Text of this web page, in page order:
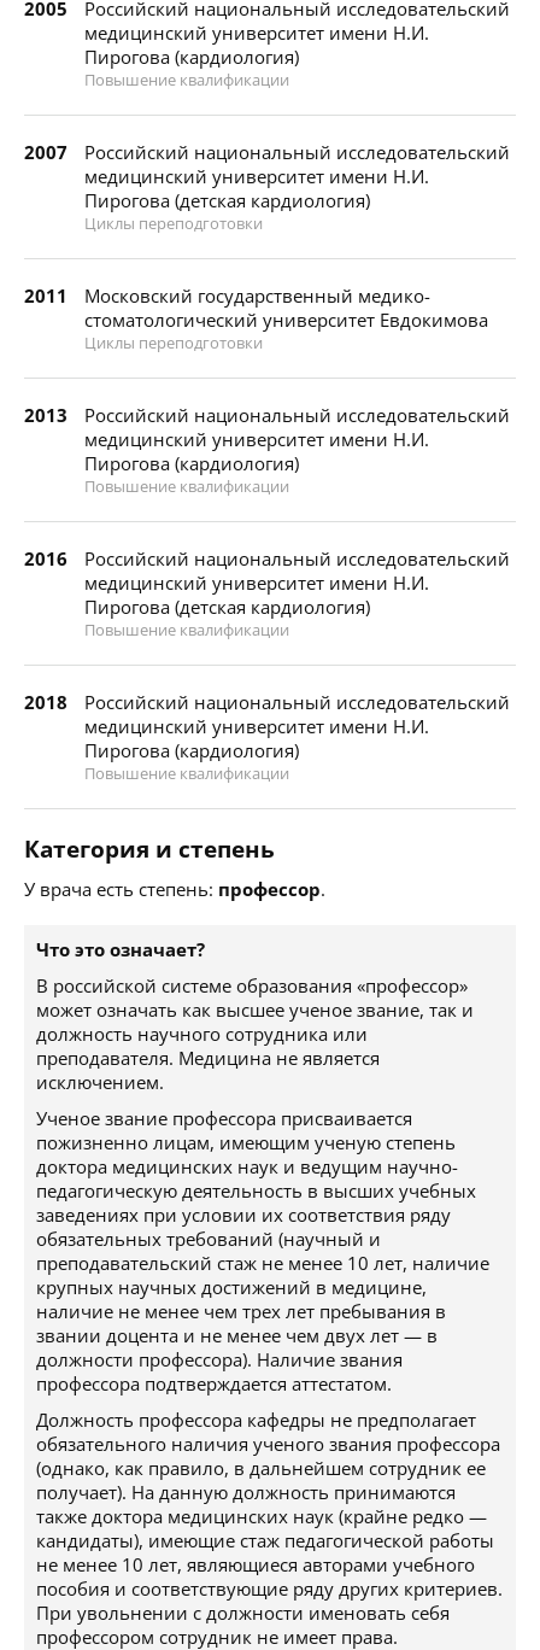
2005
Российский национальный исследовательский
медицинский университет имени Н.И.
Пирогова (кардиология)
Повышение квалификации
2007
Российский национальный исследовательский
медицинский университет имени Н.И.
Пирогова (детская кардиология)
Циклы переподготовки
2011
Московский государственный медико-
стоматологический университет Евдокимова
Циклы переподготовки
2013
Российский национальный исследовательский
медицинский университет имени Н.И.
Пирогова (кардиология)
Повышение квалификации
2016
Российский национальный исследовательский
медицинский университет имени Н.И.
Пирогова (детская кардиология)
Повышение квалификации
2018
Российский национальный исследовательский
медицинский университет имени Н.И.
Пирогова (кардиология)
Повышение квалификации
Категория и степень
У врача есть степень: профессор.
Что это означает?
В российской системе образования «профессор»
может означать как высшее ученое звание, так и
должность научного сотрудника или
преподавателя. Медицина не является
исключением.
Ученое звание профессора присваивается
пожизненно лицам, имеющим ученую степень
доктора медицинских наук и ведущим научно-
педагогическую деятельность в высших учебных
заведениях при условии их соответствия ряду
обязательных требований (научный и
преподавательский стаж не менее 10 лет, наличие
крупных научных достижений в медицине,
наличие не менее чем трех лет пребывания в
звании доцента и не менее чем двух лет — в
должности профессора). Наличие звания
профессора подтверждается аттестатом.
Должность профессора кафедры не предполагает
обязательного наличия ученого звания профессора
(однако, как правило, в дальнейшем сотрудник ее
получает). На данную должность принимаются
также доктора медицинских наук (крайне редко —
кандидаты), имеющие стаж педагогической работы
не менее 10 лет, являющиеся авторами учебного
пособия и соответствующие ряду других критериев.
При увольнении с должности именовать себя
профессором сотрудник не имеет права.